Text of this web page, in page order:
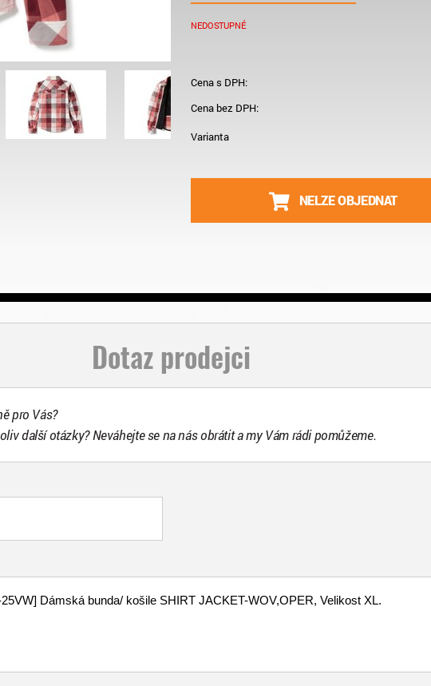
NEDOSTUPNÉ
Cena s DPH:
Cena bez DPH:
Varianta
NELZE OBJEDNAT
Dotaz prodejci
pro Vás?
další otázky? Neváhejte se na nás obrátit a my Vám rádi pomůžeme.